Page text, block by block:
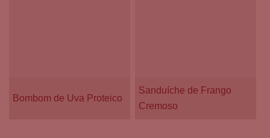
Bombom de Uva Proteico
Sanduíche de Frango
Cremoso